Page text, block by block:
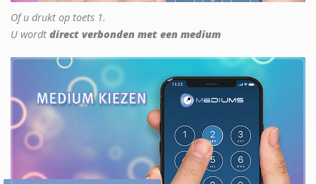
Of u drukt op toets 1.
U wordt direct verbonden met een medium